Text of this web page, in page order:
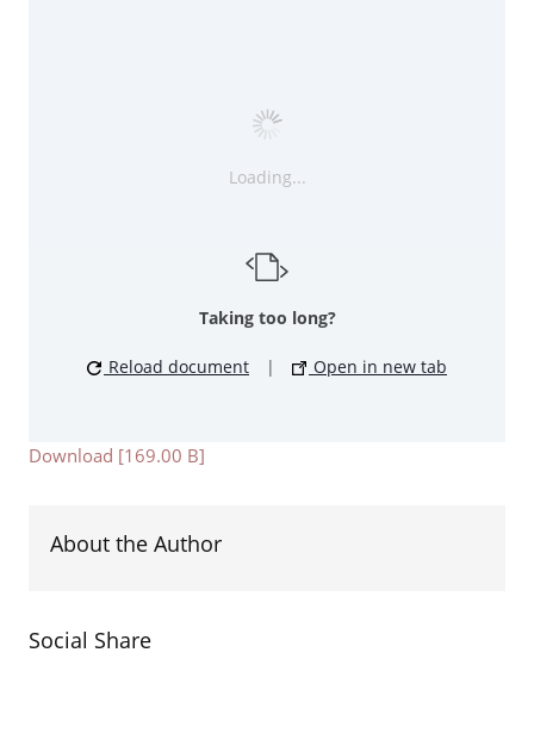
Loading...
Taking too long?
Reload document | Open in new tab
Download [169.00 B]
About the Author
Social Share